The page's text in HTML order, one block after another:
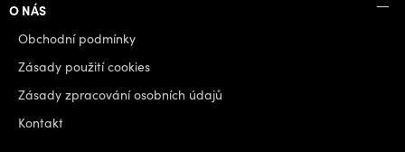
O NÁS
Obchodní podmínky
Zásady použití cookies
Zásady zpracování osobních údajů
Kontakt